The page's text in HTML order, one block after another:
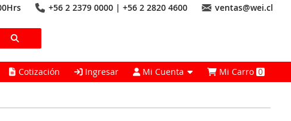
+56 2 2379 0000 | +56 2 2820 4600 ventas@wei.cl
Cotización Ingresar Mi Cuenta Mi Carro0